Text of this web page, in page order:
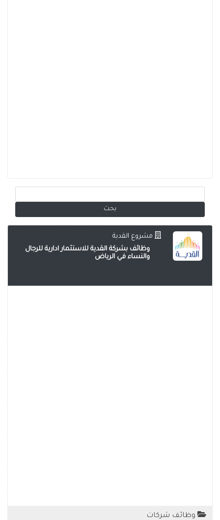
مشروع القدية
وظائف بشركة القدية للاستثمار ادارية للرجال
والنساء في الرياض
وظائف شركات